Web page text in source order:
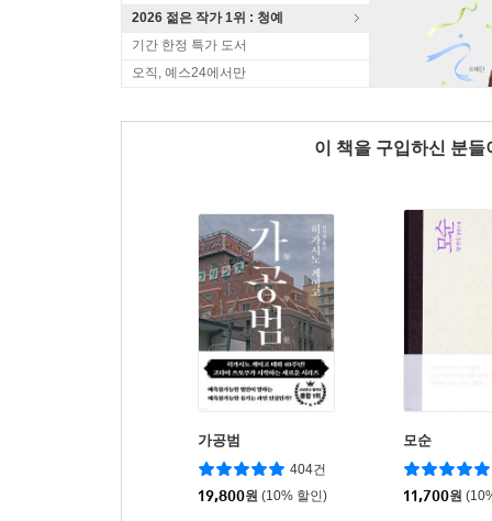
2026 젊은 작가 1위 : 청예
기간 한정 특가 도서
오직, 예스24에서만
이 책을 구입하신 분
가공범
404건
19,800원 (10% 할인)
모순
11,700원